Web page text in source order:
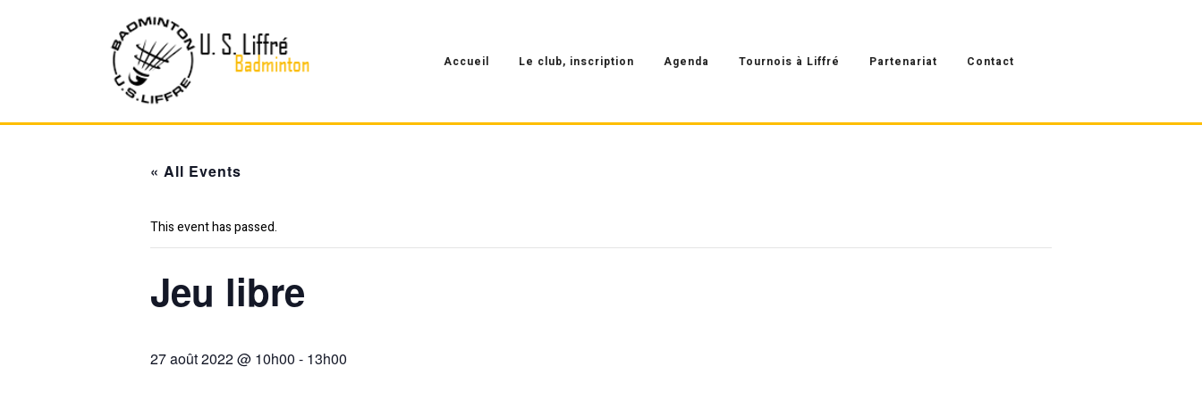
Accueil Le club, inscription Agenda Tournois à Liffré Partenariat Contact
« All Events
This event has passed.
Jeu libre
27 août 2022 @ 10h00 - 13h00